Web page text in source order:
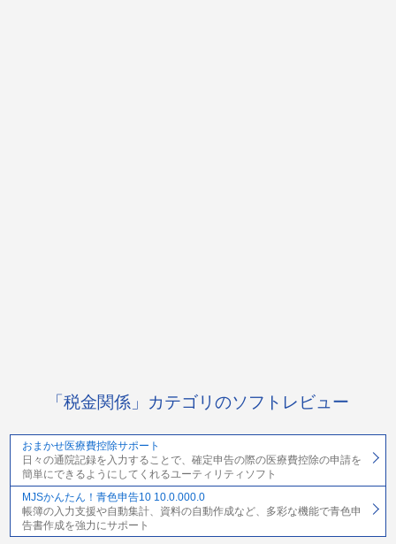
「税金関係」カテゴリのソフトレビュー
おまかせ医療費控除サポート
日々の通院記録を入力することで、確定申告の際の医療費控除の申請を
簡単にできるようにしてくれるユーティリティソフト
MJSかんたん！青色申告10 10.0.000.0
帳簿の入力支援や自動集計、資料の自動作成など、多彩な機能で青色申
告書作成を強力にサポート